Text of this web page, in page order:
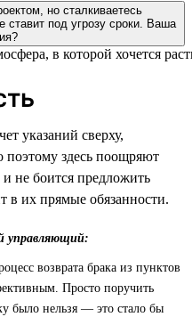
но сталкиваетесь
ставит под угрозу сроки. Ваша
указаний сверху,
поэтому здесь поощряют
не боится предложить
в их прямые обязанности.
управляющий:
возврата брака из пунктов
Просто поручить
было нельзя — это стало бы